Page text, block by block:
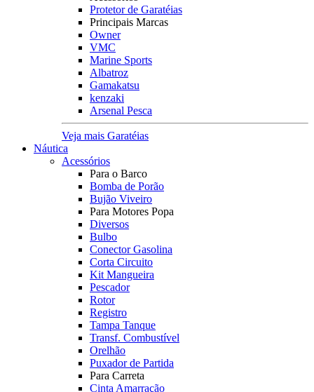
Protetor de Garatéias
Principais Marcas
Owner
VMC
Marine Sports
Albatroz
Gamakatsu
kenzaki
Arsenal Pesca
Veja mais Garatéias
Náutica
Acessórios
Para o Barco
Bomba de Porão
Bujão Viveiro
Para Motores Popa
Diversos
Bulbo
Conector Gasolina
Corta Circuito
Kit Mangueira
Pescador
Rotor
Registro
Tampa Tanque
Transf. Combustível
Orelhão
Puxador de Partida
Para Carreta
Cinta Amarração